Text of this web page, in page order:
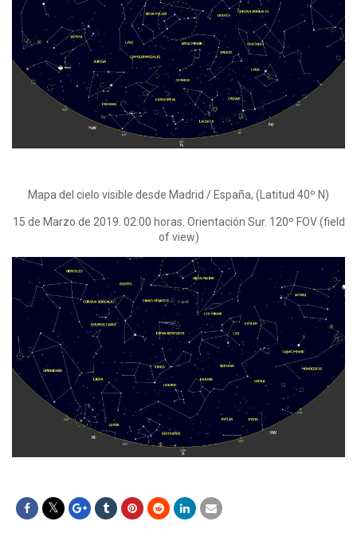
Mapa del cielo visible desde Madrid / España, (Latitud 40º N)
15 de Marzo de 2019. 02:00 horas. Orientación Sur. 120º FOV (field
of view)